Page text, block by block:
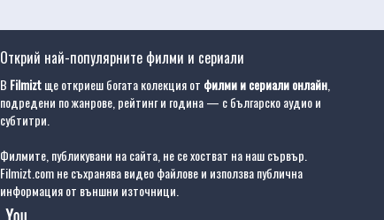
Открий най-популярните филми и сериали
В Filmiztще откриеш богата колекция от филми и сериали онлайн
подредени по жанрове, рейтинг и година — с българско аудио и
субтитри.
Филмите, публикувани на сайта, не се хостват на наш сървър.
Filmizt.com не съхранява видео файлове и използва публична
информация от външни източници.